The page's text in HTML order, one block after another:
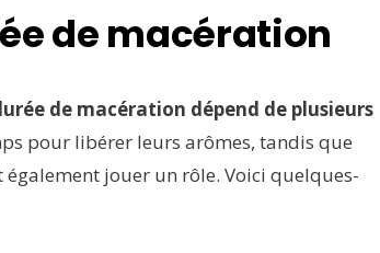
de macération
de macération dépend de plusieurs
pour libérer leurs arômes, tandis que
jouer un rôle. Voici quelques-